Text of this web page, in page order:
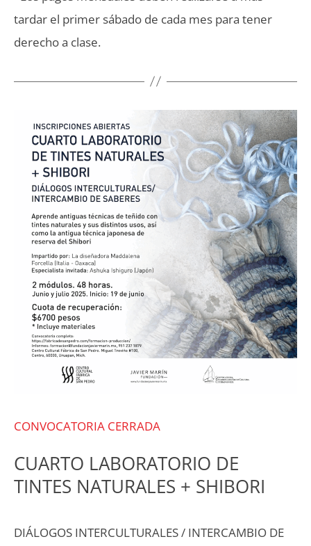
tardar el primer sábado de cada mes para tener
derecho a clase.
CONVOCATORIA CERRADA
CUARTO LABORATORIO DE
TINTES NATURALES + SHIBORI
DIÁLOGOS INTERCULTURALES / INTERCAMBIO DE